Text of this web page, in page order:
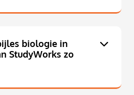
biologie in
StudyWorks zo